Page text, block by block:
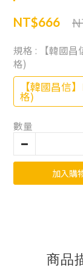
NT$666
規格 : 【韓國昌
格)
【韓國昌信
格)
數量
加入購
商品